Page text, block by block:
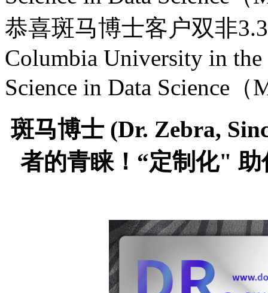
恭喜斑马博士客户双非
Columbia University in
Science in Data Science
斑马博士 (Dr. Zebra,
者的青睐！“定制化"